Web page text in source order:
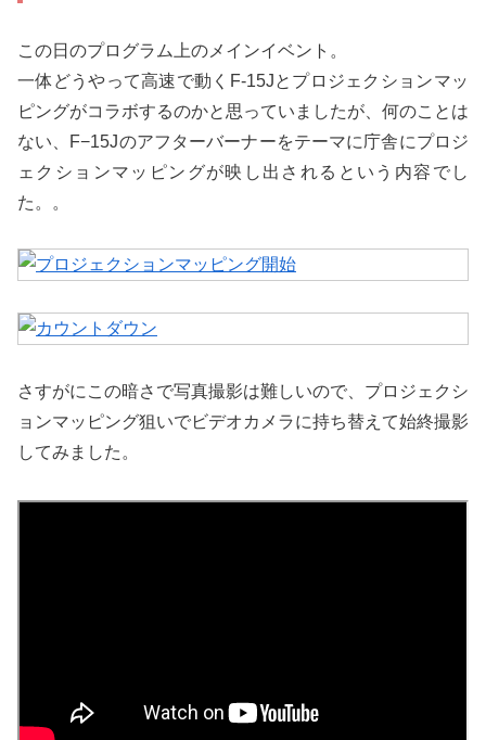
この日のプログラム上のメインイベント。
一体どうやって高速で動くF-15Jとプロジェクションマッ
ピングがコラボするのかと思っていましたが、何のことは
ない、F−15Jのアフターバーナーをテーマに庁舎にプロジ
ェクションマッピングが映し出されるという内容でし
た。。
さすがにこの暗さで写真撮影は難しいので、プロジェクシ
ョンマッピング狙いでビデオカメラに持ち替えて始終撮影
してみました。